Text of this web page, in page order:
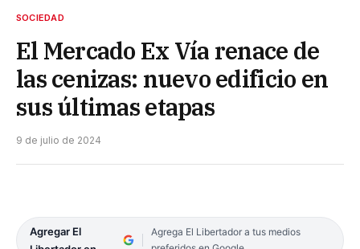
SOCIEDAD
El Mercado Ex Vía renace de
las cenizas: nuevo edificio en
sus últimas etapas
9 de julio de 2024
Agregar El
Agrega El Libertador a tus medios